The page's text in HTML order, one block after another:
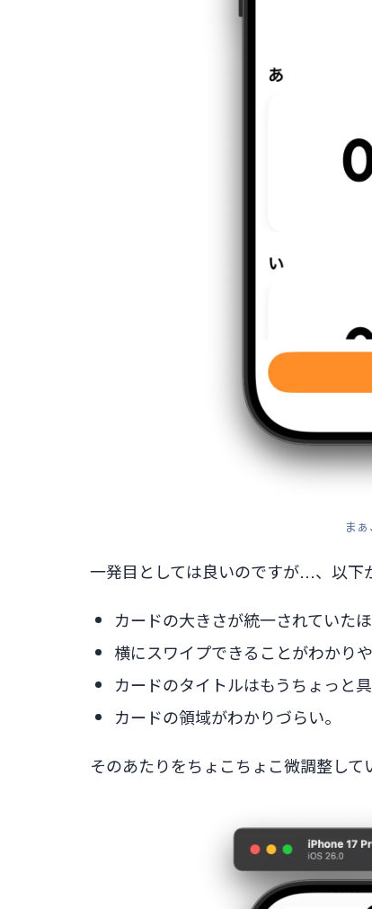
ま
一発目としては良いのですが…、以下
カードの大きさが統一されていた
横にスワイプできることがわかり
カードのタイトルはもうちょっと具
カードの領域がわかりづらい。
そのあたりをちょこちょこ微調整して